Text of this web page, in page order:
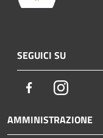
SEGUICI SU
FacebookInstagram
AMMINISTRAZIONE